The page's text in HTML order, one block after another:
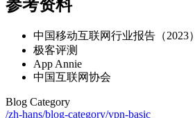
参考资料
中国移动互联网行业报告（2023）
极客评测
App Annie
中国互联网协会
Blog Category
/zh-hans/blog-category/vpn-basic